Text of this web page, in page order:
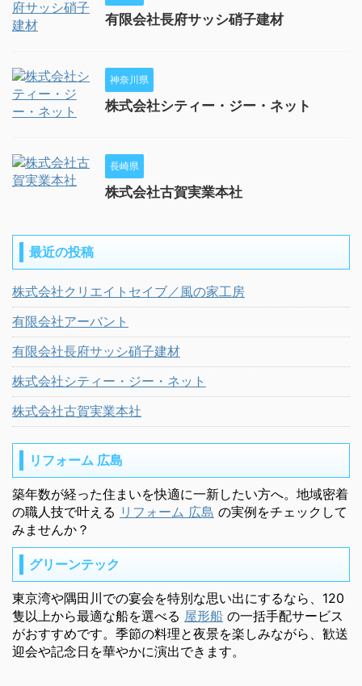
有限会社長府サッシ硝子建材
神奈川県
株式会社シティー・ジー・ネット
長崎県
株式会社古賀実業本社
最近の投稿
株式会社クリエイトセイブ／風の家工房
有限会社アーバント
有限会社長府サッシ硝子建材
株式会社シティー・ジー・ネット
株式会社古賀実業本社
リフォーム 広島
築年数が経った住まいを快適に一新したい方へ。地域密着
の職人技で叶える リフォーム 広島 の実例をチェックして
みませんか？
グリーンテック
東京湾や隅田川での宴会を特別な思い出にするなら、120
隻以上から最適な船を選べる 屋形船 の一括手配サービス
がおすすめです。季節の料理と夜景を楽しみながら、歓送
迎会や記念日を華やかに演出できます。